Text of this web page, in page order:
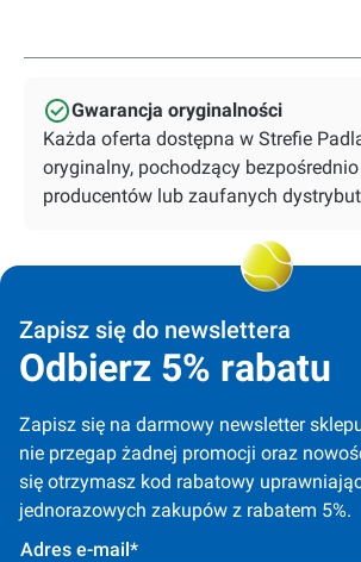
Gwarancja oryginalności
Każda oferta dostępna w Strefie
oryginalny, pochodzący
producentów lub zaufanych
Zapisz się do newslettera
Odbierz 5% rabatu
Zapisz się na darmowy newsletter
nie przegap żadnej promocji oraz
się otrzymasz kod rabatowy
jednorazowych zakupów z rabatem 5%.
Adres e-mail*